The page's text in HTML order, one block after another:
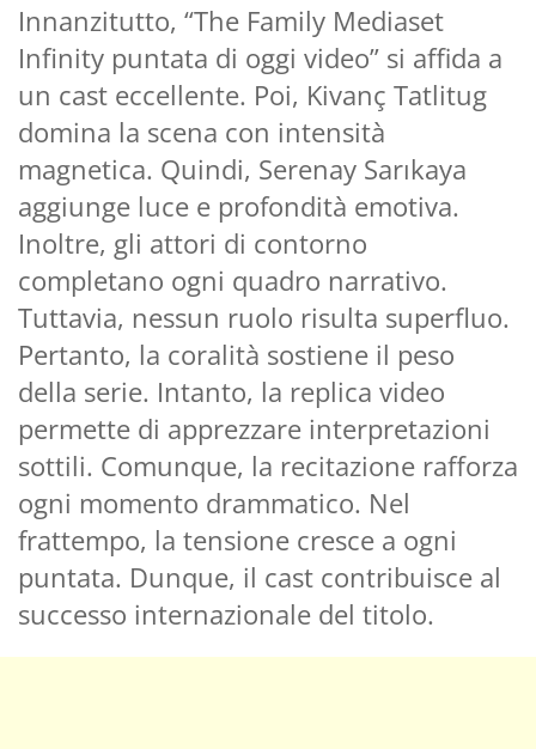
Innanzitutto, “The Family Mediaset
Infinity puntata di oggi video” si affida a
un cast eccellente. Poi, Kivanç Tatlitug
domina la scena con intensità
magnetica. Quindi, Serenay Sarıkaya
aggiunge luce e profondità emotiva.
Inoltre, gli attori di contorno
completano ogni quadro narrativo.
Tuttavia, nessun ruolo risulta superfluo.
Pertanto, la coralità sostiene il peso
della serie. Intanto, la replica video
permette di apprezzare interpretazioni
sottili. Comunque, la recitazione rafforza
ogni momento drammatico. Nel
frattempo, la tensione cresce a ogni
puntata. Dunque, il cast contribuisce al
successo internazionale del titolo.